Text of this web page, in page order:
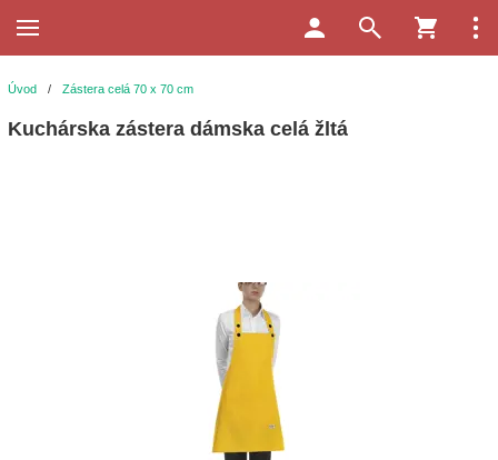
Úvod / Zástera celá 70 x 70 cm
Kuchárska zástera dámska celá žltá